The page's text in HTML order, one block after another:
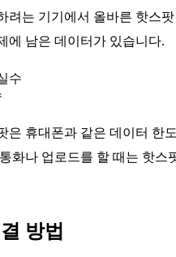
려는 기기에서 올바른 핫스
에 남은 데이터가 있습니다.
수
은 휴대폰과 같은 데이터 한
화나 업로드를 할 때는 핫스
방법